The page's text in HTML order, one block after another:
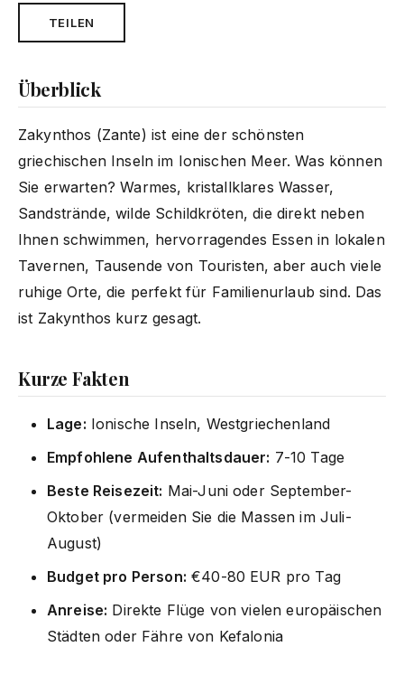
TEILEN
Überblick
Zakynthos (Zante) ist eine der schönsten
griechischen Inseln im Ionischen Meer. Was können
Sie erwarten? Warmes, kristallklares Wasser,
Sandstrände, wilde Schildkröten, die direkt neben
Ihnen schwimmen, hervorragendes Essen in lokalen
Tavernen, Tausende von Touristen, aber auch viele
ruhige Orte, die perfekt für Familienurlaub sind. Das
ist Zakynthos kurz gesagt.
Kurze Fakten
Lage: Ionische Inseln, Westgriechenland
Empfohlene Aufenthaltsdauer: 7-10 Tage
Beste Reisezeit: Mai-Juni oder September-
Oktober (vermeiden Sie die Massen im Juli-
August)
Budget pro Person: €40-80 EUR pro Tag
Anreise: Direkte Flüge von vielen europäischen
Städten oder Fähre von Kefalonia